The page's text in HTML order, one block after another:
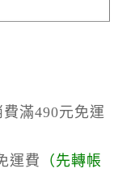
滿490元免運
運費 （ 先轉帳